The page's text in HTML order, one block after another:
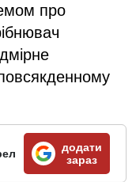
про
додати
зараз